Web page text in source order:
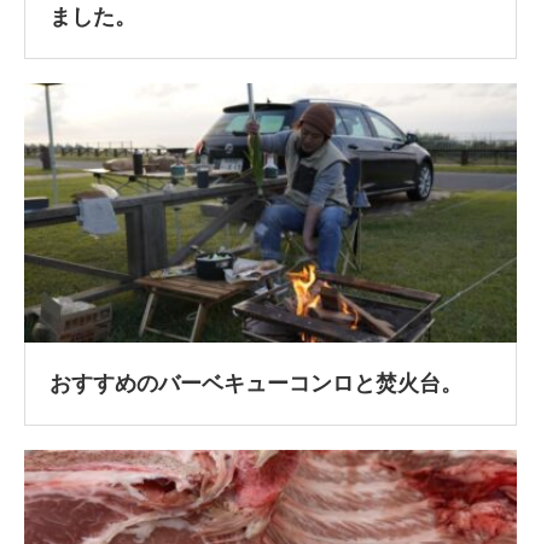
ました。
おすすめのバーベキューコンロと焚火台。